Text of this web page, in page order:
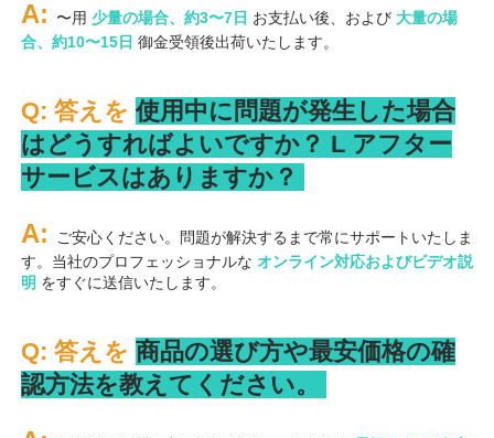
A: 〜用 少量の場合、約3〜7日 お支払い後、および 大量の場
合、約10〜15日 御金受領後出荷いたします。
Q: 答えを 使用中に問題が発生した場合
はどうすればよいですか？ L アフター
サービスはありますか？
A:
ご安心ください。問題が解決するまで常にサポートいたしま
す。当社のプロフェッショナルな オンライン対応およびビデオ説
明 をすぐに送信いたします。
Q: 答えを 商品の選び方や最安価格の確
認方法を教えてください。